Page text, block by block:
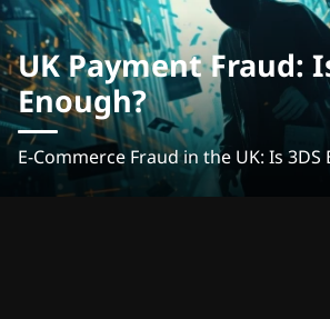
UK Payment Fraud:
Enough?
E-Commerce Fraud in the UK: Is 3DS